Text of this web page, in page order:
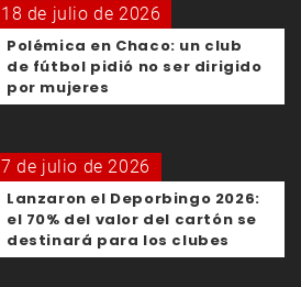
18 de julio de 2026
Polémica en Chaco: un club
de fútbol pidió no ser dirigido
por mujeres
7 de julio de 2026
Lanzaron el Deporbingo 2026:
el 70% del valor del cartón se
destinará para los clubes